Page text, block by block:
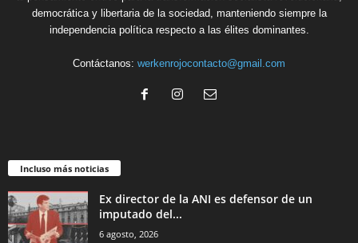
democrática y libertaria de la sociedad, manteniendo siempre la
independencia política respecto a las élites dominantes.
Contáctanos: werkenrojocontacto@gmail.com
Incluso más noticias
Ex director de la ANI es defensor de un
imputado del...
6 agosto, 2026